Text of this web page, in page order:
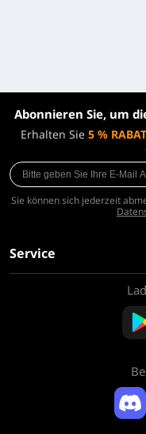
Abonnieren Sie, um
Erhalten Sie 5 %
Sie können sich jederzeit
Service
Rückerstattungsrichtlinie